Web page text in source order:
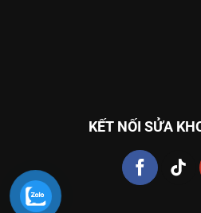
KẾT NỐI SỬA